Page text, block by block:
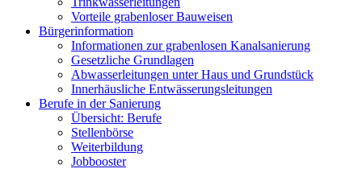
Vorteile grabenloser Bauweisen
Bürgerinformation
Informationen zur grabenlosen Kanalsanierung
Gesetzliche Grundlagen
Abwasserleitungen unter Haus und Grundstück
Innerhäusliche Entwässerungsleitungen
Berufe in der Sanierung
Übersicht: Berufe
Stellenbörse
Weiterbildung
Jobbooster